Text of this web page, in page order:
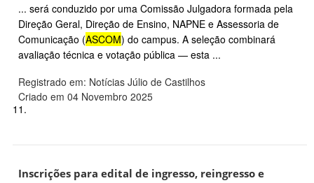
... será conduzido por uma Comissão Julgadora formada pela
Direção Geral, Direção de Ensino, NAPNE e Assessoria de
Comunicação (ASCOM) do campus. A seleção combinará
avaliação técnica e votação pública — esta ...
Registrado em: Notícias Júlio de Castilhos
Criado em 04 Novembro 2025
11.
Inscrições para edital de ingresso, reingresso e